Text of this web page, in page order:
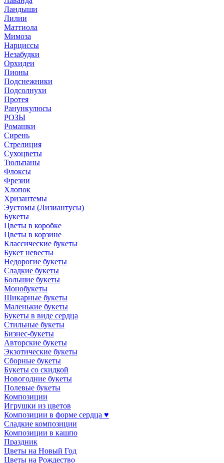
Ландыши
Лилии
Маттиола
Мимоза
Нарциссы
Незабудки
Орхидеи
Пионы
Подснежники
Подсолнухи
Протея
Ранункулюсы
РОЗЫ
Ромашки
Сирень
Стрелиция
Сухоцветы
Тюльпаны
Флоксы
Фрезии
Хлопок
Хризантемы
Эустомы (Лизиантусы)
Букеты
Цветы в коробке
Цветы в корзине
Классические букеты
Букет невесты
Недорогие букеты
Сладкие букеты
Большие букеты
Монобукеты
Шикарные букеты
Маленькие букеты
Букеты в виде сердца
Стильные букеты
Бизнес-букеты
Авторские букеты
Экзотические букеты
Сборные букеты
Букеты со скидкой
Новогодние букеты
Полевые букеты
Композиции
Игрушки из цветов
Композиции в форме сердца ♥
Сладкие композиции
Композиции в кашпо
Праздник
Цветы на Новый Год
Цветы на Рождество